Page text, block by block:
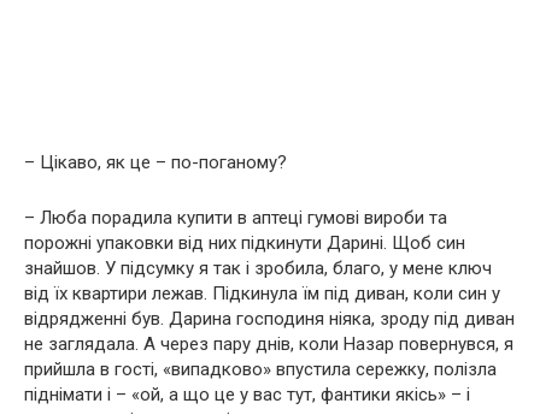
– Цікаво, як це – по-поганому?
– Люба порадила купити в аптеці гумові вироби та
порожні упаковки від них підкинути Дарині. Щоб син
знайшов. У підсумку я так і зробила, благо, у мене ключ
від їх квартири лежав. Підкинула їм під диван, коли син у
відрядженні був. Дарина господиня ніяка, зроду під диван
не заглядала. А через пару днів, коли Назар повернувся, я
прийшла в гості, «випадково» впустила сережку, полізла
піднімати і – «ой, а що це у вас тут, фантики якісь» – і